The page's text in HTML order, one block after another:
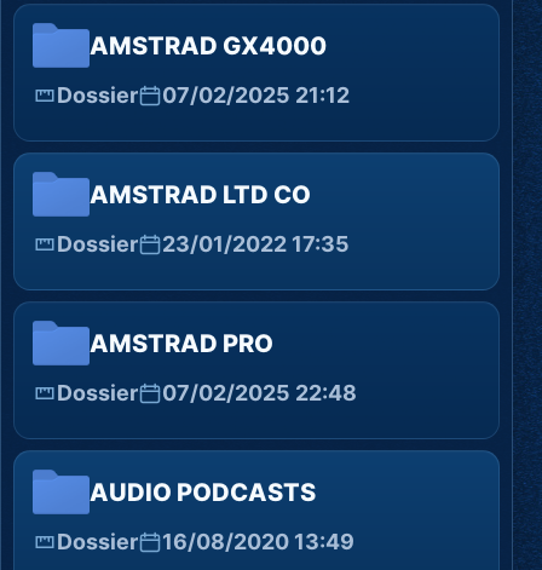
AMSTRAD GX4000
Dossier 07/02/2025 21:12
AMSTRAD LTD CO
Dossier 23/01/2022 17:35
AMSTRAD PRO
Dossier 07/02/2025 22:48
AUDIO PODCASTS
Dossier 16/08/2020 13:49